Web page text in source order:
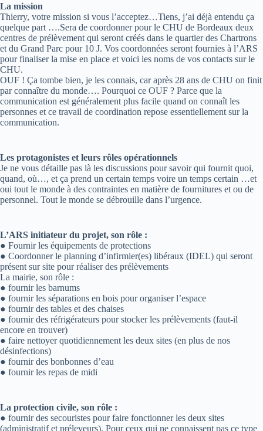
La mission
Thierry, votre mission si vous l’acceptez…Tiens, j’ai déjà entendu ça
quelque part ….Sera de coordonner pour le CHU de Bordeaux deux
centres de prélèvement qui seront créés dans le quartier des Chartrons
et du Grand Parc pour 10 J. Vos coordonnées seront fournies à l’ARS
pour finaliser la mise en place et voici les noms de vos contacts sur le
CHU.
OUF ! Ça tombe bien, je les connais, car après 28 ans de CHU on finit
par connaître du monde…. Pourquoi ce OUF ? Parce que la
communication est généralement plus facile quand on connaît les
personnes et ce travail de coordination repose essentiellement sur la
communication.
Les protagonistes et leurs rôles opérationnels
Je ne vous détaille pas là les discussions pour savoir qui fournit quoi,
quand, où…, et ça prend un certain temps voire un temps certain …et
oui tout le monde à des contraintes en matière de fournitures et ou de
personnel. Tout le monde se débrouille dans l’urgence.
L’ARS initiateur du projet, son rôle :
● Fournir les équipements de protections
● Coordonner le planning d’infirmier(es) libéraux (IDEL) qui seront
présent sur site pour réaliser des prélèvements
La mairie, son rôle :
● fournir les barnums
● fournir les séparations en bois pour organiser l’espace
● fournir des tables et des chaises
● fournir des réfrigérateurs pour stocker les prélèvements (faut-il
encore en trouver)
● faire nettoyer quotidiennement les deux sites (en plus de nos
désinfections)
● fournir des bonbonnes d’eau
● fournir les repas de midi
La protection civile, son rôle :
● fournir des secouristes pour faire fonctionner les deux sites
(administratif et préleveurs). Pour ceux qui ne connaissent pas ce type